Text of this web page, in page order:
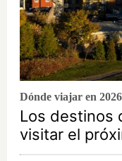
Dónde viajar en 2026
Los destinos
visitar el